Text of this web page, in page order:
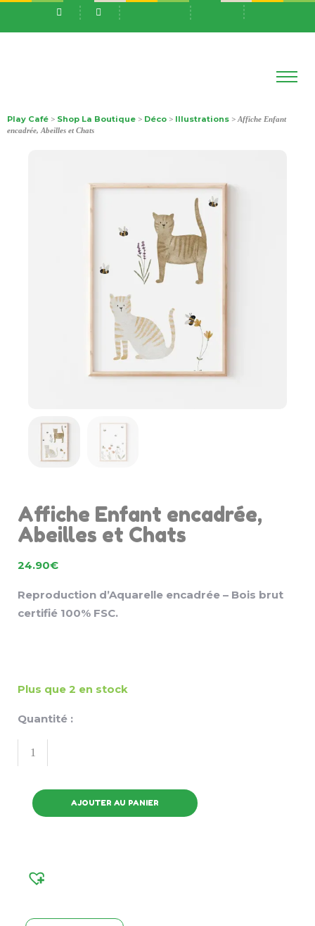
Play Café > Shop La Boutique > Déco > Illustrations > Affiche Enfant
encadrée, Abeilles et Chats
Affiche Enfant encadrée,
Abeilles et Chats
24.90€
Reproduction d’Aquarelle encadrée – Bois brut
certifié 100% FSC.
Plus que 2 en stock
Quantité :
AJOUTER AU PANIER